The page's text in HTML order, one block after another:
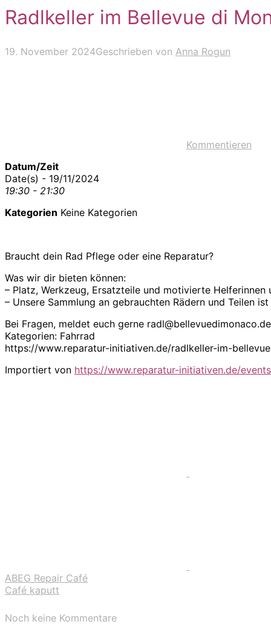
Radlkeller im Bellevue di
19. November 2024Geschrieben von Anna Rogun
Kommentieren
Datum/Zeit
Date(s) - 19/11/2024
19:30 - 21:30
Kategorien Keine Kategorien
Braucht dein Rad Pflege oder eine Reparatur?
Was wir dir bieten können:
– Platz, Werkzeug, Ersatzteile und motivierte Helferinnen
– Unsere Sammlung an gebrauchten Rädern und Teilen
Bei Fragen, meldet euch gerne radl@bellevuedimonaco.de
Kategorien: Fahrrad
https://www.reparatur-initiativen.de/radlkeller-im-
Importiert von https://www.reparatur-initiativen.de/
ABEG Repair Café
Café kaputt
Noch keine Kommentare